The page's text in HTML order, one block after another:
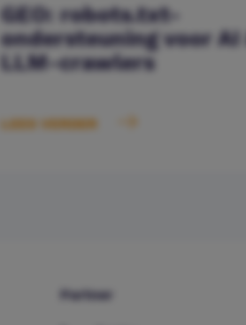
GEO: robots.txt-
ondersteuning voor AI
LLM-crawlers
LEES VERDER
Partner